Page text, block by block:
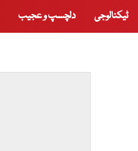
ٹیکنالوجی دلچسپ و عجیب